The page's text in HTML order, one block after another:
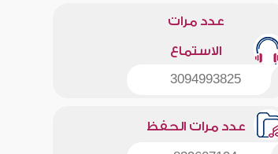
عدد مرات
الاستماع
3094993825
عدد مرات الحفظ